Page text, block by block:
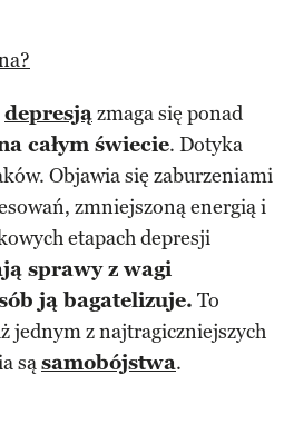
depresjązmaga się ponad
całym świecie. Dotyka
Objawia się zaburzeniami
zmniejszoną energią i
etapach depresji
sprawy z wagi
ją bagatelizuje. To
jednym z najtragiczniejszych
sąsamobójstwa.